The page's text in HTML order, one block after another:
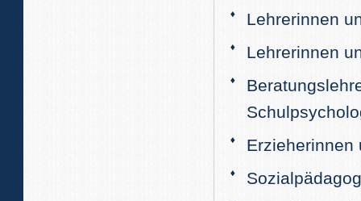
Lehrerinnen
Lehrerinnen
Erzieherinnen